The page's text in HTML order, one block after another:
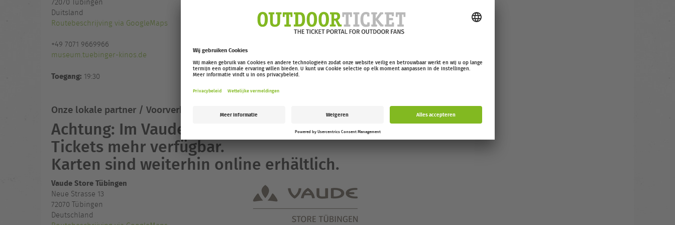
Duitsland
Routebeschrijving via GoogleMaps
+49 7071 9669966
museum.tuebinger-kinos.de
Toegang: 19:30
Onze lokale partner / Voorverkoopadres
Achtung: Im Vaude Store Tübingen sind keine
Tickets mehr verfügbar.
Karten sind weiterhin online erhältlich.
Vaude Store Tübingen
Neue Strasse 13
72070 Tübingen
Deutschland